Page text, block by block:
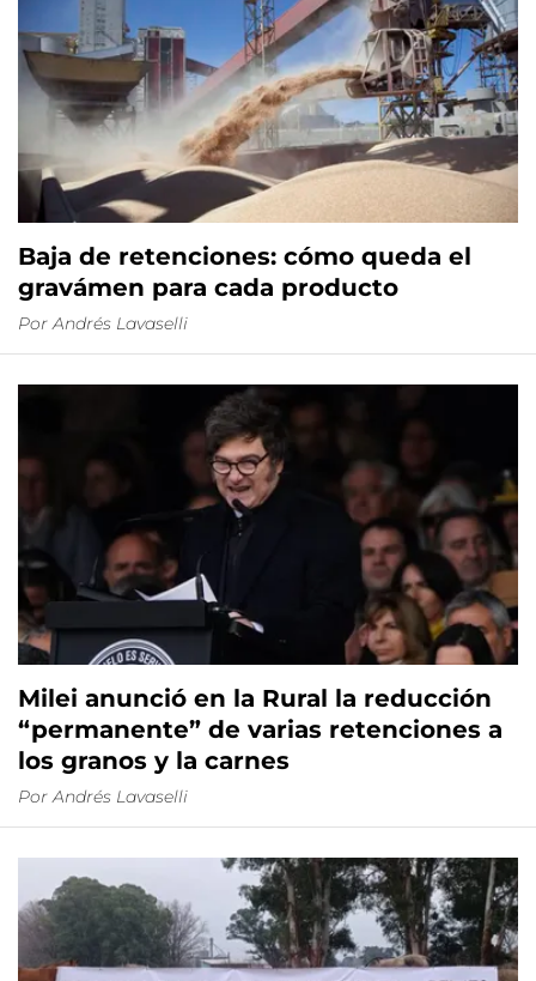
Baja de retenciones: cómo queda el
gravámen para cada producto
Por Andrés Lavaselli
Milei anunció en la Rural la reducción
“permanente” de varias retenciones a
los granos y la carnes
Por Andrés Lavaselli